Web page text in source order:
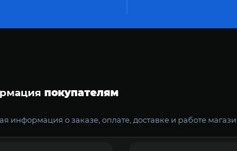
покупателям
информация о заказе, оплате, доставке и работе